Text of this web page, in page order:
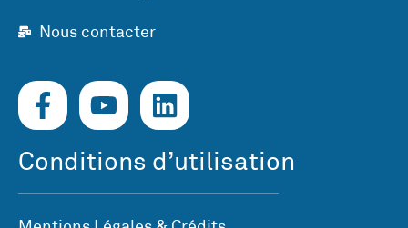
Nous contacter
Conditions d’utilisation